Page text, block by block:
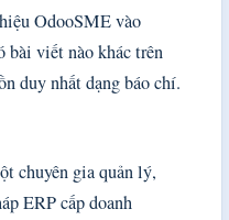
OdooSME vào
bài viết nào khác trên
duy nhất dạng báo chí.
chuyên gia quản lý,
ERP cấp doanh